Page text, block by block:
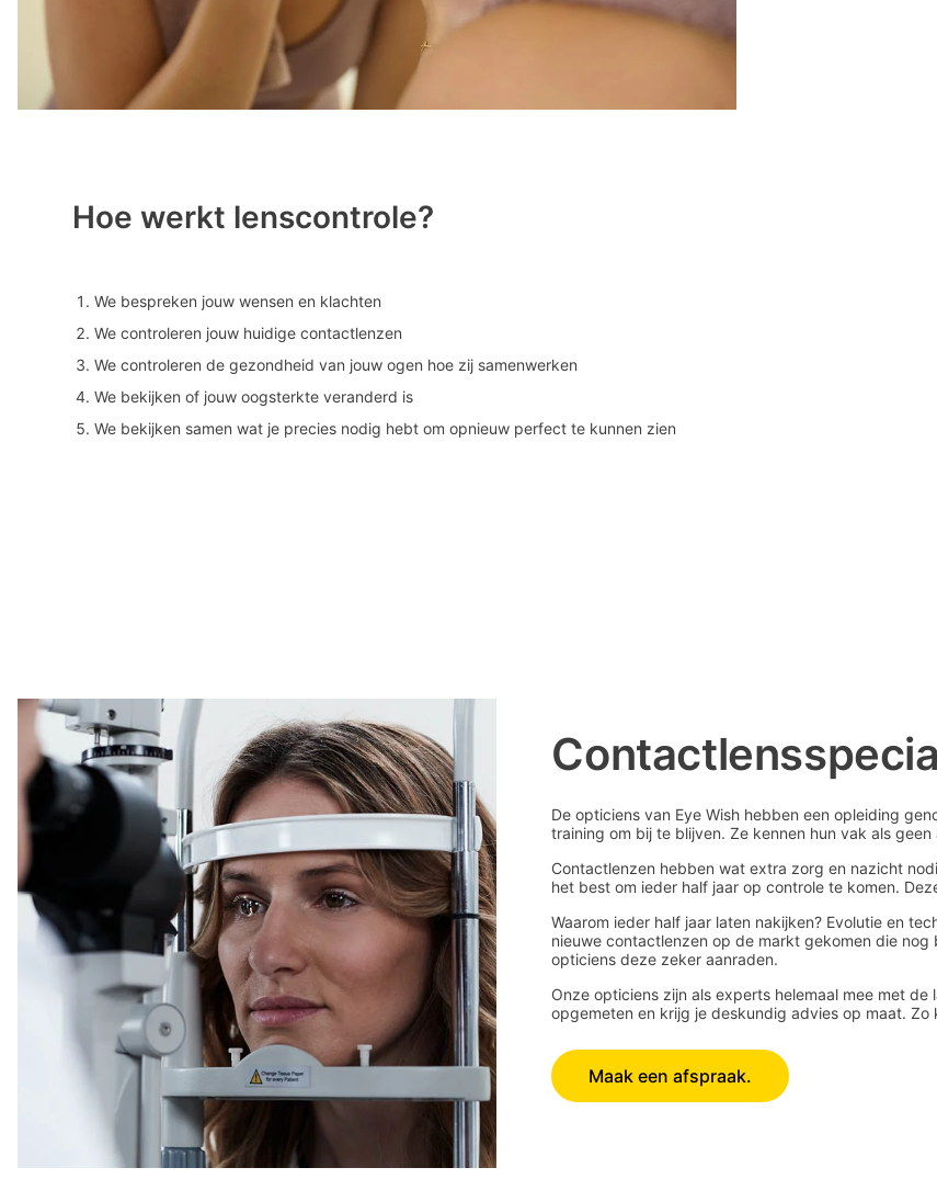
Hoe werkt lenscontrole?
We bespreken jouw wensen en klachten
We controleren jouw huidige contactlenzen
We controleren de gezondheid van jouw ogen hoe zij samenwerken
We bekijken of jouw oogsterkte veranderd is
We bekijken samen wat je precies nodig hebt om opnieuw perfect te kunnen zien
De opticiens van Eye Wish hebben een opleiding
training om bij te blijven. Ze kennen hun vak als
Contactlenzen hebben wat extra zorg en nazicht
het best om ieder half jaar op controle te komen.
Waarom ieder half jaar laten nakijken? Evolutie en
nieuwe contactlenzen op de markt gekomen die
opticiens deze zeker aanraden.
Onze opticiens zijn als experts helemaal mee met
opgemeten en krijg je deskundig advies op maat. Zo
Maak een afspraak.